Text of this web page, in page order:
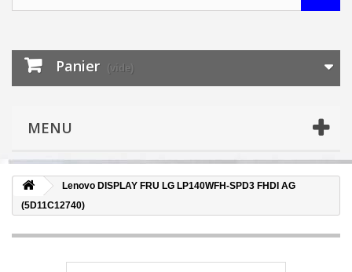
Panier (vide)
MENU
Lenovo DISPLAY FRU LG LP140WFH-SPD3 FHDI AG
(5D11C12740)